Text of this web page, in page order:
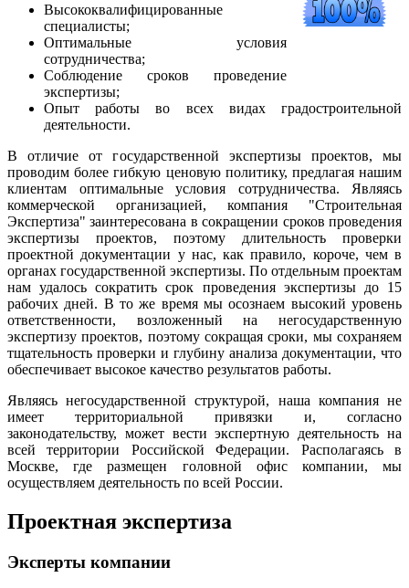
Высококвалифицированные
специалисты;
Оптимальные условия
сотрудничества;
Соблюдение сроков проведение
экспертизы;
Опыт работы во всех видах градостроительной
деятельности.
В отличие от государственной экспертизы проектов, мы
проводим более гибкую ценовую политику, предлагая нашим
клиентам оптимальные условия сотрудничества. Являясь
коммерческой организацией, компания "Строительная
Экспертиза" заинтересована в сокращении сроков проведения
экспертизы проектов, поэтому длительность проверки
проектной документации у нас, как правило, короче, чем в
органах государственной экспертизы. По отдельным проектам
нам удалось сократить срок проведения экспертизы до 15
рабочих дней. В то же время мы осознаем высокий уровень
ответственности, возложенный на негосударственную
экспертизу проектов, поэтому сокращая сроки, мы сохраняем
тщательность проверки и глубину анализа документации, что
обеспечивает высокое качество результатов работы.
Являясь негосударственной структурой, наша компания не
имеет территориальной привязки и, согласно
законодательству, может вести экспертную деятельность на
всей территории Российской Федерации. Располагаясь в
Москве, где размещен головной офис компании, мы
осуществляем деятельность по всей России.
Проектная экспертиза
Эксперты компании